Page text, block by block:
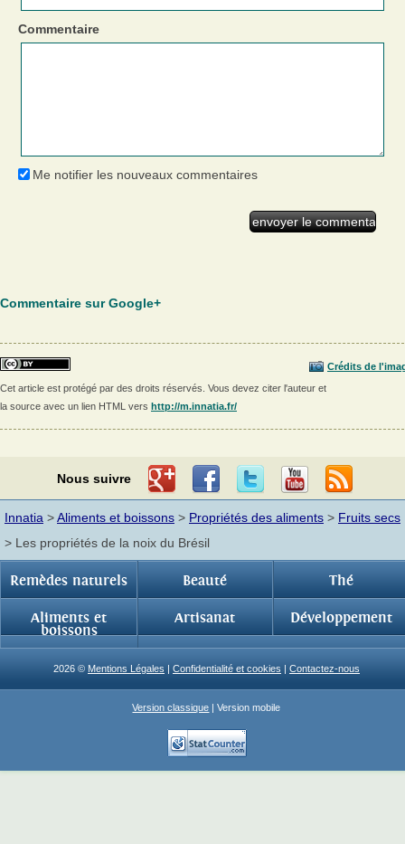
Commentaire
Me notifier les nouveaux commentaires
Commentaire sur Google+
Crédits de
Cet article est protégé par des droits réservés. Vous devez citer l'auteur et
la source avec un lien HTML vers http://m.innatia.fr/
Nous suivre
Innatia >Aliments et boissons > Propriétés des aliments > Fruits secs
> Les propriétés de la noix du Brésil
Remèdes naturels Beauté Thé
Aliments et
boissons
Artisanat Développement
2026 © Mentions Légales Confidentialité et cookies Contactez-nous
Version classique | Version mobile